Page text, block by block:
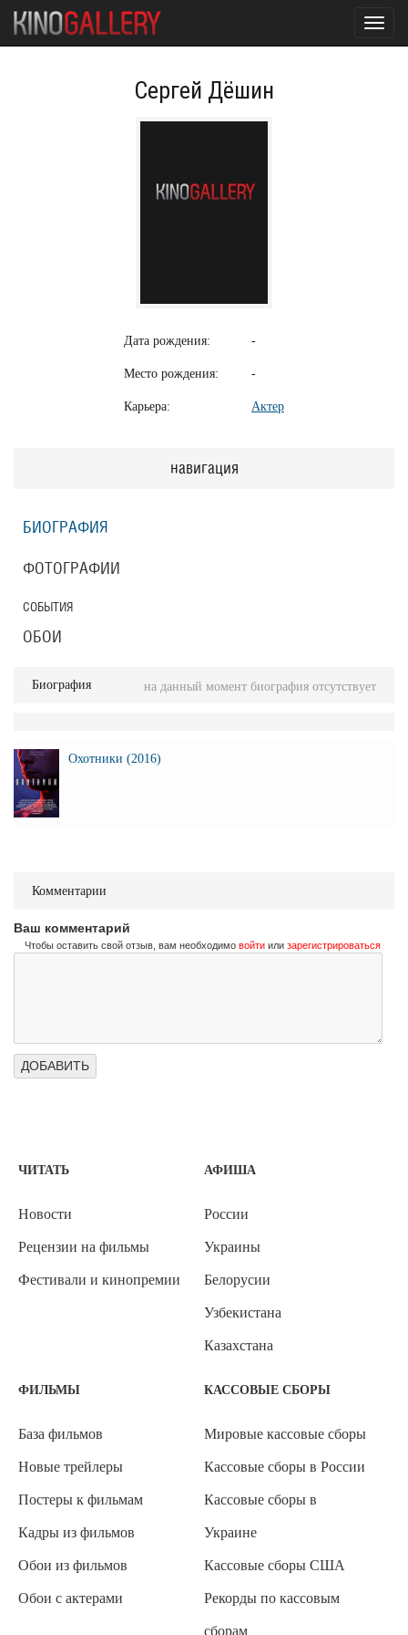
Сергей Дёшин
Дата рождения: -
Место рождения: -
Карьера: Актер
навигация
БИОГРАФИЯ
ФОТОГРАФИИ
СОБЫТИЯ
ОБОИ
Биография на данный момент биография отсутствует
Охотники (2016)
Комментарии
Ваш комментарий
Чтобы оставить свой отзыв, вам необходимо войти или зарегистрироваться
ЧИТАТЬ
Новости
Рецензии на фильмы
Фестивали и кинопремии
АФИША
России
Украины
Белорусии
Узбекистана
Казахстана
ФИЛЬМЫ
База фильмов
Новые трейлеры
Постеры к фильмам
Кадры из фильмов
Обои из фильмов
Обои с актерами
КАССОВЫЕ СБОРЫ
Мировые кассовые сборы
Кассовые сборы в России
Кассовые сборы в
Украине
Кассовые сборы США
Рекорды по кассовым
сборам